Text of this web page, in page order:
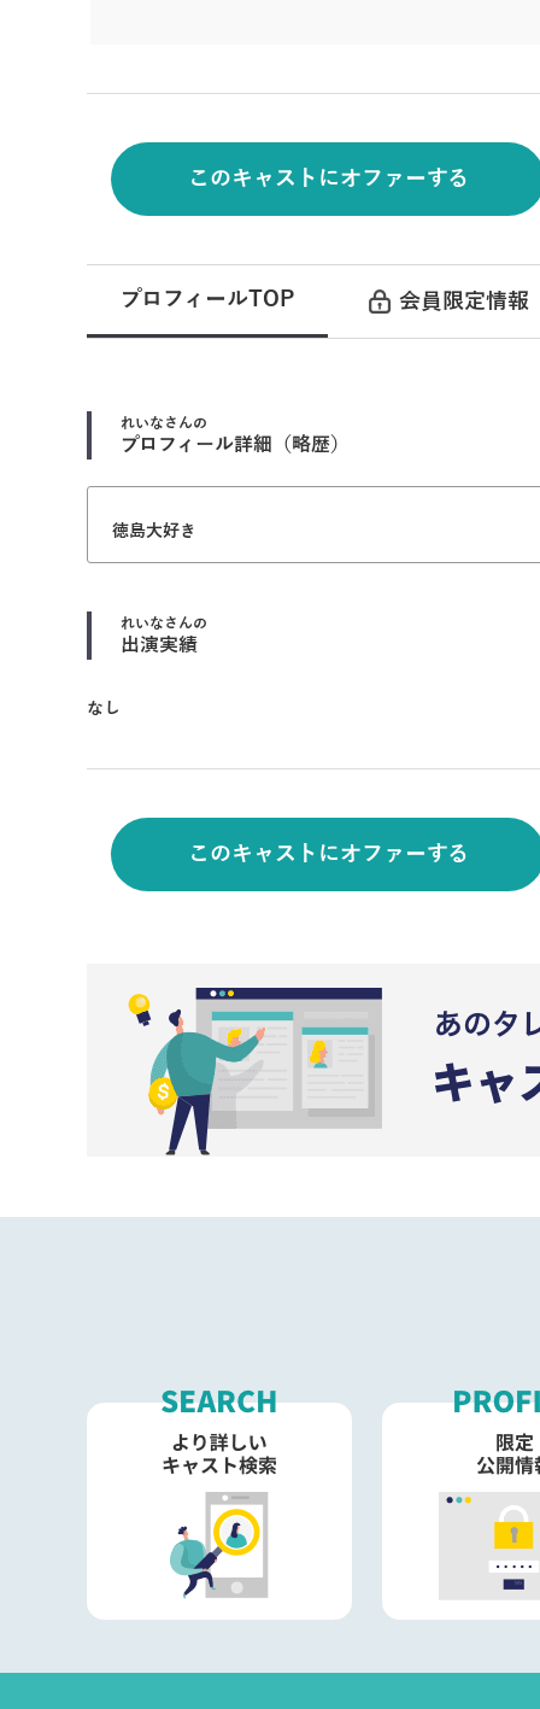
このキャストにオファーする
プロフィールTOP 会員限定情報
れいな さんの
プロフィール詳細（略歴）
徳島大好き
れいな さんの
出演実績
なし
このキャストにオファーする